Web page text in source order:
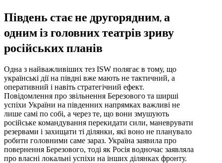
Південь стає не другорядним, а
одним із головних театрів зриву
російських планів
Одна з найважливіших тез ISW полягає в тому, що
українські дії на півдні вже мають не тактичний, а
оперативний і навіть стратегічний ефект.
Повідомлення про звільнення Березового та ширші
успіхи України на південних напрямках важливі не
лише самі по собі, а через те, що вони змушують
російське командування перекидати сили, маневрувати
резервами і захищати ті ділянки, які воно не планувало
робити головними саме зараз. Україна заявила про
повернення Березового, тоді як Росія водночас заявляла
про власні локальні успіхи на інших ділянках фронту.